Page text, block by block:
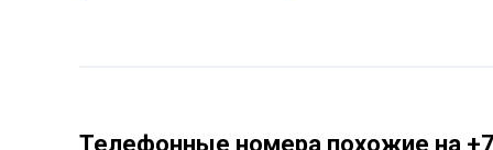
Телефонные номера похожие на